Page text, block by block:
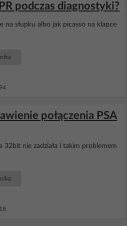
podczas diagnostyki?
na słupku albo jak picasso na klapce
połączenia PSA
32bit nie zadziała i takim problemem